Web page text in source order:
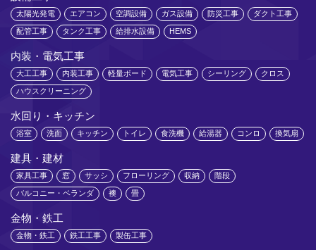
太陽光発電 エアコン 空調設備 ガス設備 防災工事 ダクト工事
配管工事 タンク工事 給排水設備 HEMS
内装・電気工事
大工工事 内装工事 軽量ボード 電気工事 シーリング クロス
ハウスクリーニング
水回り・キッチン
浴室 洗面 キッチン トイレ 食洗機 給湯器 コンロ 換気扇
建具・建材
家具工事 窓 サッシ フローリング 収納 階段
バルコニー・ベランダ 襖 畳
金物・鉄工
金物・鉄工 鉄工工事 製缶工事